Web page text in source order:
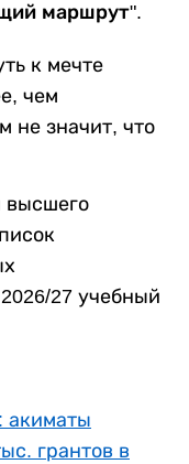
маршрут".
к мечте
чем
не значит, что
высшего
27 учебный
акиматы
грантов в